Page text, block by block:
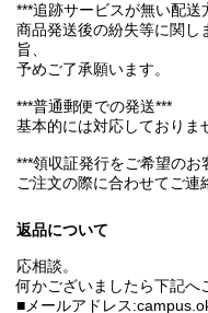
***追跡サービスが無い配
商品発送後の紛失等に関し
旨、
予めご了承願います。
***普通郵便での発送***
基本的には対応しておりま
***領収証発行をご希望のお
ご注文の際に合わせてご連
返品について
応相談。
何かございましたら下記へ
■メールアドレス